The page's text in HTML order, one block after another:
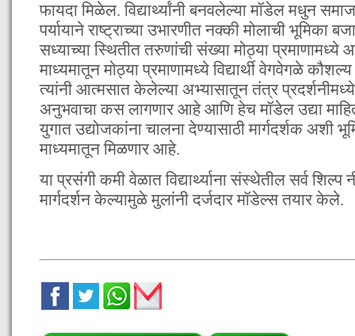
फायदा मिळेल. विद्यार्थ्यांनी बनवलेल्या मॉडेल मधुन
पर्यायाने राष्ट्राच्या उभारणीत नक्की मोलाची भूमिका
सध्याच्या स्थितीत तरुणांची संख्या मोठ्या
माध्यमातून मोठ्या प्रमाणामध्ये विद्यार्थी वेगवेगळे
त्यांनी आत्मसात केलेल्या अभ्यासातून तंत्र प्रदर्शनीमध्ये
अनुभवाचा कस लागणार आहे आणि हेच मॉडेल उद्या
युगात उद्योजकांना चालना देण्यासाठी मार्गदर्शक अशी
माध्यमातून मिळणार आहे.
या प्रसंगी कमी वेळात विद्यार्थ्याना संस्थेतील सर्व शिल्प
मार्गदर्शन केल्यामुळे मुलांनी दर्जदार मॉडेल्स तयार केले.